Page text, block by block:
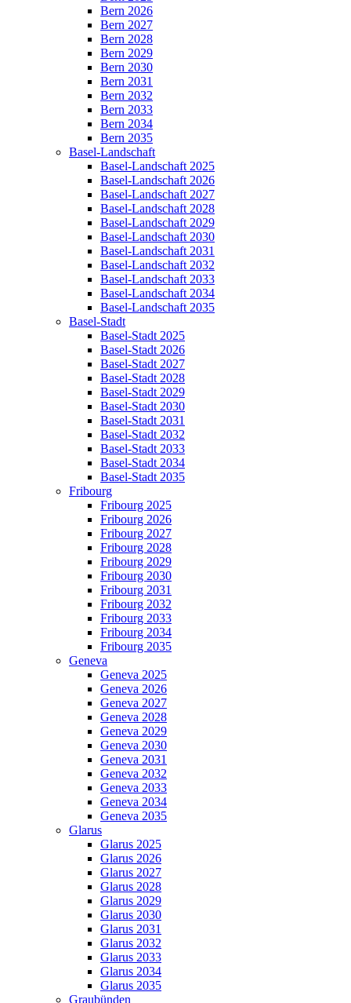
Bern 2026
Bern 2027
Bern 2028
Bern 2029
Bern 2030
Bern 2031
Bern 2032
Bern 2033
Bern 2034
Bern 2035
Basel-Landschaft
Basel-Landschaft 2025
Basel-Landschaft 2026
Basel-Landschaft 2027
Basel-Landschaft 2028
Basel-Landschaft 2029
Basel-Landschaft 2030
Basel-Landschaft 2031
Basel-Landschaft 2032
Basel-Landschaft 2033
Basel-Landschaft 2034
Basel-Landschaft 2035
Basel-Stadt
Basel-Stadt 2025
Basel-Stadt 2026
Basel-Stadt 2027
Basel-Stadt 2028
Basel-Stadt 2029
Basel-Stadt 2030
Basel-Stadt 2031
Basel-Stadt 2032
Basel-Stadt 2033
Basel-Stadt 2034
Basel-Stadt 2035
Fribourg
Fribourg 2025
Fribourg 2026
Fribourg 2027
Fribourg 2028
Fribourg 2029
Fribourg 2030
Fribourg 2031
Fribourg 2032
Fribourg 2033
Fribourg 2034
Fribourg 2035
Geneva
Geneva 2025
Geneva 2026
Geneva 2027
Geneva 2028
Geneva 2029
Geneva 2030
Geneva 2031
Geneva 2032
Geneva 2033
Geneva 2034
Geneva 2035
Glarus
Glarus 2025
Glarus 2026
Glarus 2027
Glarus 2028
Glarus 2029
Glarus 2030
Glarus 2031
Glarus 2032
Glarus 2033
Glarus 2034
Glarus 2035
Graubünden